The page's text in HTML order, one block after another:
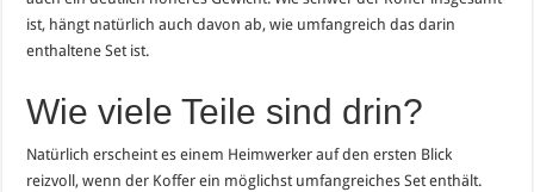
ist, hängt natürlich auch davon ab, wie umfangreich das darin
enthaltene Set ist.
Wie viele Teile sind drin?
Natürlich erscheint es einem Heimwerker auf den ersten Blick
reizvoll, wenn der Koffer ein möglichst umfangreiches Set enthält.